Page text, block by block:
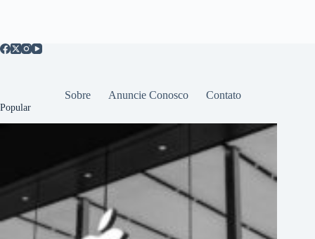
Sobre Anuncie Conosco Contato
Popular